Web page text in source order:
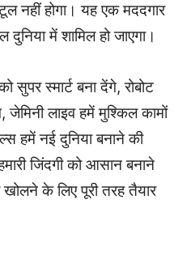
नहीं होगा। यह एक मददगार
दुनिया में शामिल हो जाएगा।
सुपर स्मार्ट बना देंगे, रोबोट
लाइव हमें मुश्किल कामों
हमें नई दुनिया बनाने की
जिंदगी को आसान बनाने
के लिए पूरी तरह तैयार